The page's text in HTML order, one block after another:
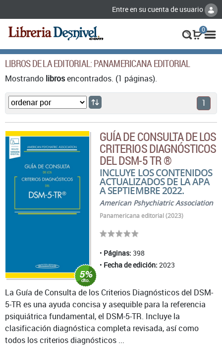
Entre en su cuenta de usuario
0
LIBROS DE LA EDITORIAL: PANAMERICANA EDITORIAL
Mostrando librosencontrados. (1 páginas).
1
GUÍA DE CONSULTA DE LOS
CRITERIOS DIAGNÓSTICOS
DEL DSM-5 TR ®
INCLUYE LOS CONTENIDOS
ACTUALIZADOS DE LA APA
A SEPTIEMBRE 2022.
American Pshychiatric Association
Panamericana editorial (2023)
Páginas: 398
Fecha de edición: 2023
La Guía de Consulta de los Criterios Diagnósticos del DSM-
5-TR es una ayuda concisa y asequible para la referencia
psiquiátrica fundamental, el DSM-5-TR. Incluye la
clasificación diagnóstica completa revisada, así como
todos los criterios diagnósticos ...